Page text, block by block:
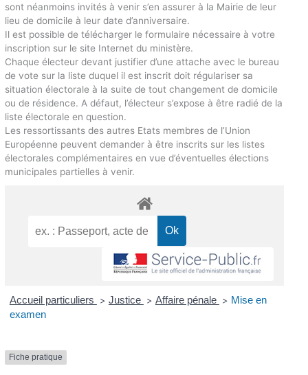
sont néanmoins invités à venir s’en assurer à la Mairie de leur
lieu de domicile à leur date d’anniversaire.
Il est possible de télécharger le formulaire nécessaire à votre
inscription sur le site Internet du ministère.
Chaque électeur devant justifier d’une attache avec le bureau
de vote sur la liste duquel il est inscrit doit régulariser sa
situation électorale à la suite de tout changement de domicile
ou de résidence. A défaut, l’électeur s’expose à être radié de la
liste électorale en question.
Les ressortissants des autres Etats membres de l’Union
Européenne peuvent demander à être inscrits sur les listes
électorales complémentaires en vue d’éventuelles élections
municipales partielles à venir.
Accueil particuliers > Justice > Affaire pénale > Mise en
examen
Fiche pratique